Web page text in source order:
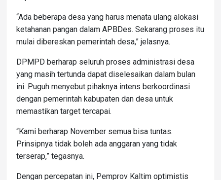
“Ada beberapa desa yang harus menata ulang alokasi
ketahanan pangan dalam APBDes. Sekarang proses itu
mulai dibereskan pemerintah desa,” jelasnya.
DPMPD berharap seluruh proses administrasi desa
yang masih tertunda dapat diselesaikan dalam bulan
ini. Puguh menyebut pihaknya intens berkoordinasi
dengan pemerintah kabupaten dan desa untuk
memastikan target tercapai.
“Kami berharap November semua bisa tuntas.
Prinsipnya tidak boleh ada anggaran yang tidak
terserap,” tegasnya.
Dengan percepatan ini, Pemprov Kaltim optimistis